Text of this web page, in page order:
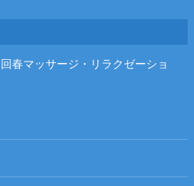
春マッサージ・リラクゼーショ